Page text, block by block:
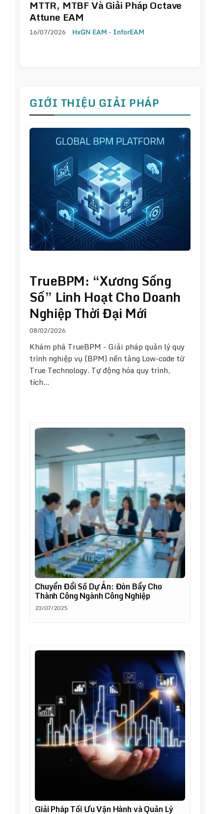
MTTR, MTBF Và Giải Pháp Octave
Attune EAM
16/07/2026 HxGN EAM - InforEAM
GIỚI THIỆU GIẢI PHÁP
TrueBPM: “Xương Sống
Số” Linh Hoạt Cho Doanh
Nghiệp Thời Đại Mới
08/02/2026
Khám phá TrueBPM - Giải pháp quản lý quy
trình nghiệp vụ (BPM) nền tảng Low-code từ
True Technology. Tự động hóa quy trình,
tích…
Chuyển Đổi Số Dự Án: Đòn Bẩy Cho
Thành Công Ngành Công Nghiệp
23/07/2025
Giải Pháp Tối Ưu Vận Hành và Quản Lý